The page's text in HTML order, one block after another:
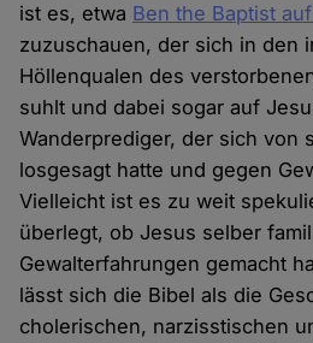
ist es, etwa Ben the Baptist
zuzuschauen, der sich in den
Höllenqualen des
suhlt und dabei sogar auf
Wanderprediger, der sich von
losgesagt hatte und gegen
Vielleicht ist es zu weit
überlegt, ob Jesus selber
Gewalterfahrungen gemacht
lässt sich die Bibel als die
cholerischen, narzisstischen